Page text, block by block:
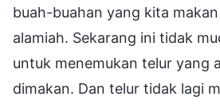
buah-buahan yang kita
alamiah. Sekarang ini tidak
untuk menemukan telur yang
dimakan. Dan telur tidak lagi